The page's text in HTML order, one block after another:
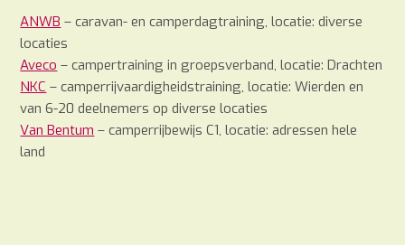
ANWB – caravan- en camperdagtraining, locatie: diverse
locaties
Aveco – campertraining in groepsverband, locatie: Drachten
NKC – camperrijvaardigheidstraining, locatie: Wierden en
van 6-20 deelnemers op diverse locaties
Van Bentum – camperrijbewijs C1, locatie: adressen hele
land